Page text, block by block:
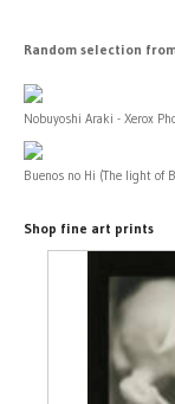
Random selection
Nobuyoshi Araki - Xerox
Buenos no Hi (The light of
Shop fine art prints